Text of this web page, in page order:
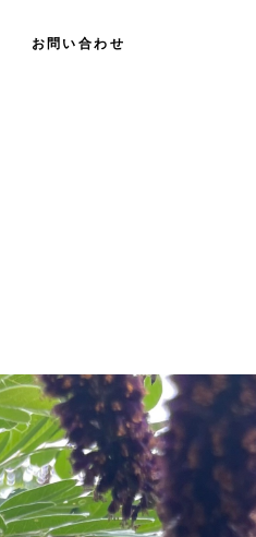
お問い合わせ